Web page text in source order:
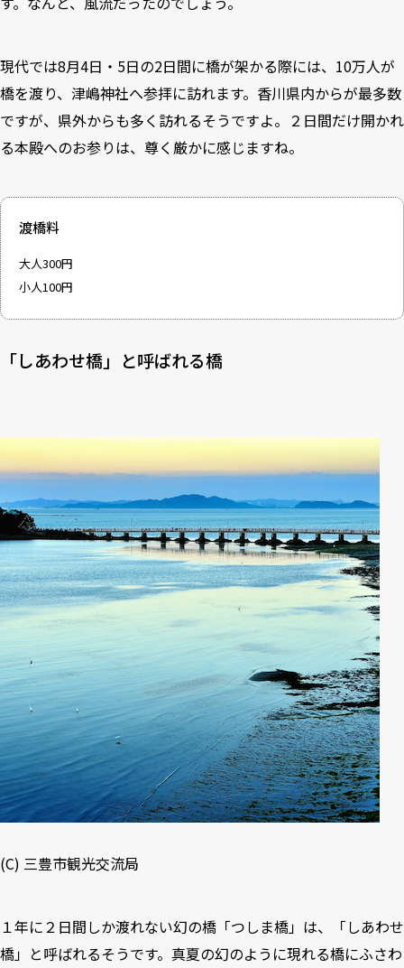
現代では8月4日・5日の2日間に橋が架かる際には、10万人が
橋を渡り、津嶋神社へ参拝に訪れます。香川県内からが最多数
ですが、県外からも多く訪れるそうですよ。２日間だけ開かれ
る本殿へのお参りは、尊く厳かに感じますね。
渡橋料
大人300円
小人100円
「しあわせ橋」と呼ばれる橋
(C) 三豊市観光交流局
１年に２日間しか渡れない幻の橋「つしま橋」は、「しあわせ
橋」と呼ばれるそうです。真夏の幻のように現れる橋にふさわ